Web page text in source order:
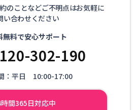
のことなどご不明点はお気軽に
い合わせください
無料で安心サポート
302-190
：平日 10:00-17:00
間365日対応中